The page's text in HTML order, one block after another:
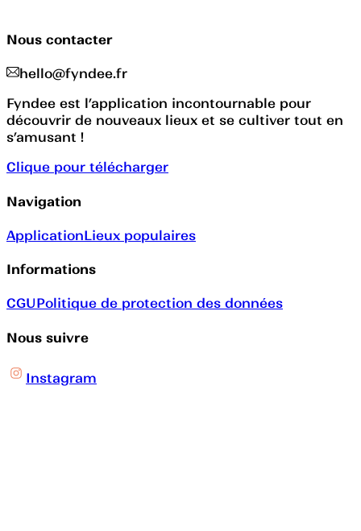
Nous contacter
hello@fyndee.fr
Fyndee est l’application incontournable pour
découvrir de nouveaux lieux et se cultiver tout en
s’amusant !
Clique pour télécharger
Navigation
ApplicationLieux populaires
Informations
CGUPolitique de protection des données
Nous suivre
Instagram